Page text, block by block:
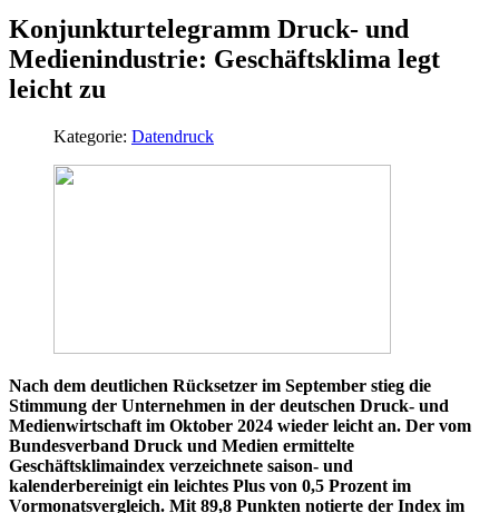
Konjunkturtelegramm Druck- und
Medienindustrie: Geschäftsklima legt
leicht zu
Kategorie: Datendruck
Nach dem deutlichen Rücksetzer im September stieg die
Stimmung der Unternehmen in der deutschen Druck- und
Medienwirtschaft im Oktober 2024 wieder leicht an. Der vom
Bundesverband Druck und Medien ermittelte
Geschäftsklimaindex verzeichnete saison- und
kalenderbereinigt ein leichtes Plus von 0,5 Prozent im
Vormonatsvergleich. Mit 89,8 Punkten notierte der Index im